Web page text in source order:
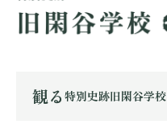
観る 特別史跡旧閑谷学校